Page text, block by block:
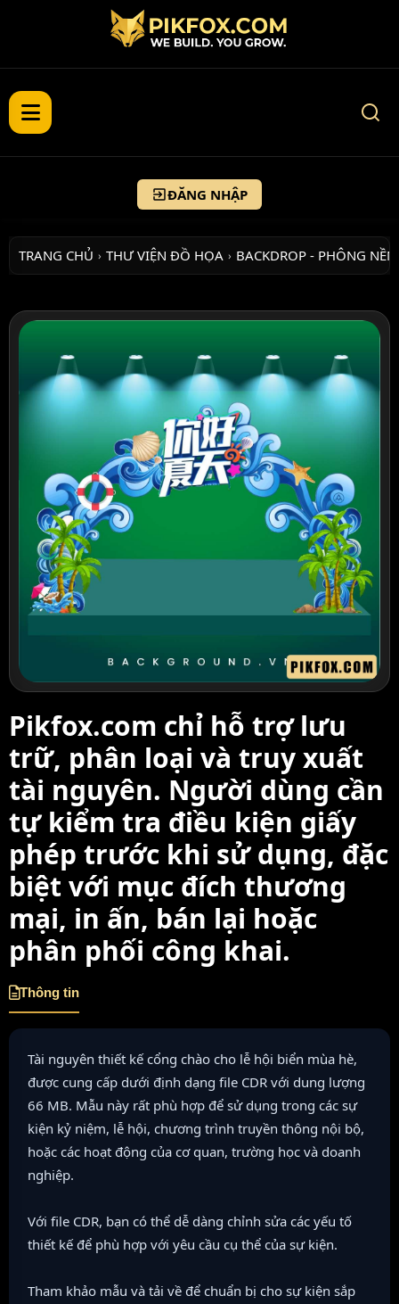
ĐĂNG NHẬP
TRANG CHỦ › THƯ VIỆN ĐỒ HỌA › BACKDROP - PHÔNG NỀN
Pikfox.com chỉ hỗ trợ lưu
trữ, phân loại và truy xuất
tài nguyên. Người dùng cần
tự kiểm tra điều kiện giấy
phép trước khi sử dụng, đặc
biệt với mục đích thương
mại, in ấn, bán lại hoặc
phân phối công khai.
Thông tin
Tài nguyên thiết kế cổng chào cho lễ hội biển mùa hè,
được cung cấp dưới định dạng file CDR với dung lượng
66 MB. Mẫu này rất phù hợp để sử dụng trong các sự
kiện kỷ niệm, lễ hội, chương trình truyền thông nội bộ,
hoặc các hoạt động của cơ quan, trường học và doanh
nghiệp.
Với file CDR, bạn có thể dễ dàng chỉnh sửa các yếu tố
thiết kế để phù hợp với yêu cầu cụ thể của sự kiện.
Tham khảo mẫu và tải về để chuẩn bị cho sự kiện sắp